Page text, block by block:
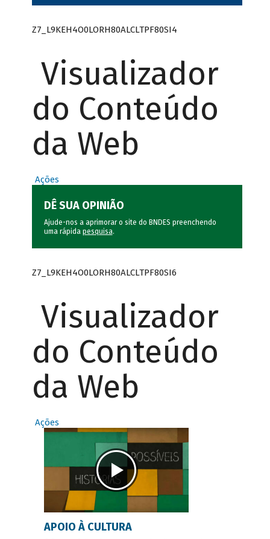
Z7_L9KEH4O0LORH80ALCLTPF80SI4
Visualizador
do Conteúdo
da Web
Ações
DÊ SUA OPINIÃO
Ajude-nos a aprimorar o site do BNDES preenchendo
uma rápida pesquisa.
Z7_L9KEH4O0LORH80ALCLTPF80SI6
Visualizador
do Conteúdo
da Web
Ações
APOIO À CULTURA